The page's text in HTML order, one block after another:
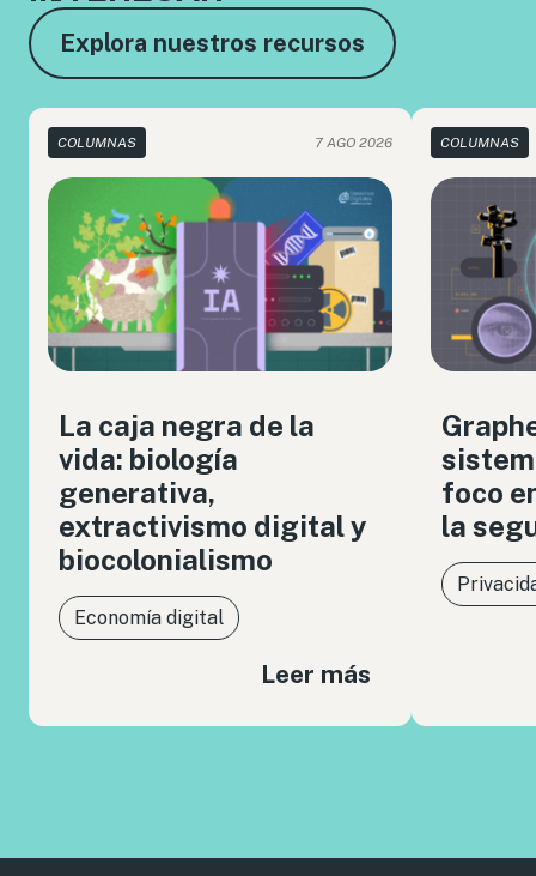
Explora nuestros recursos
COLUMNAS 7 AGO 2026
La caja negra de la
vida: biología
generativa,
extractivismo digital y
biocolonialismo
Economía digital
Leer más
COLUMNAS
foco
la